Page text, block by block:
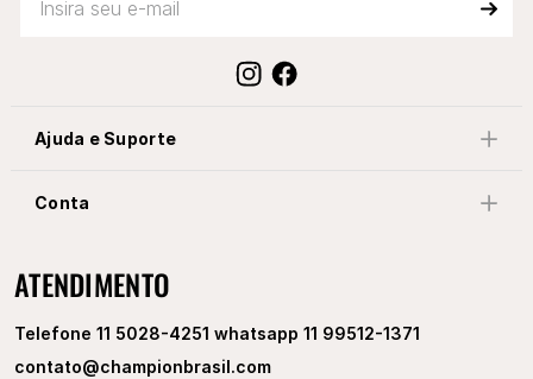
Ajuda e Suporte
Conta
ATENDIMENTO
Telefone 11 5028-4251 whatsapp 11 99512-1371
contato@championbrasil.com